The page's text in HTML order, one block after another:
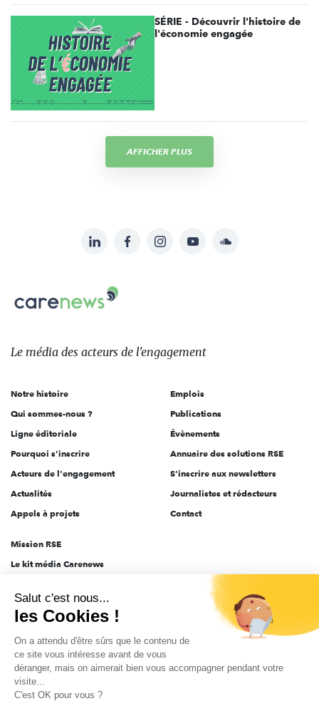
SÉRIE - Découvrir l'histoire de
l'économie engagée
AFFICHER PLUS
sur:
LinkedInFacebookInstagramYouTubeSoundcloud
Le
des
l'engagement
Le média des acteurs de l'engagement
Notre histoire
Qui sommes-nous ?
Ligne éditoriale
Pourquoi s'inscrire
Acteurs de l'engagement
Actualités
Appels à projets
Emplois
Publications
Évènements
Annuaire des solutions RSE
S'inscrire aux newsletters
Journalistes et rédacteurs
Contact
Mission RSE
Le kit média Carenews
AEF info
Novethic
PRODURABLE
Inclusiv Day
Salut c'est nous...
les Cookies !
On a attendu d'être sûrs que le contenu de
ce site vous intéresse avant de vous
déranger, mais on aimerait bien vous accompagner pendant votre
visite...
C'est OK pour vous ?